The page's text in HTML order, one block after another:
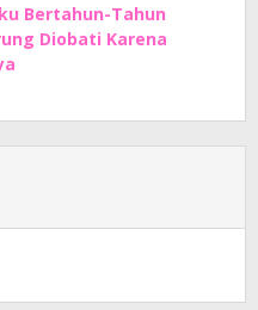
Bertahun-Tahun
Diobati Karena